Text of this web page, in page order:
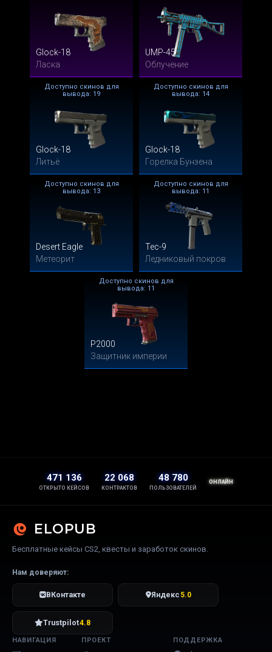
Glock-18
Ласка
UMP-45
Облучение
Glock-18
Литьё
Доступно скинов для
вывода: 19
Glock-18
Горелка Бунзена
Доступно скинов для
вывода: 14
Desert Eagle
Метеорит
Доступно скинов для
вывода: 13
Tec-9
Ледниковый покров
Доступно скинов для
вывода: 11
P2000
Защитник империи
Доступно скинов для
вывода: 11
471 136
ОТКРЫТО КЕЙСОВ
22 068
КОНТРАКТОВ
48 780
ПОЛЬЗОВАТЕЛЕЙ
ОНЛАЙН
ELOPUB
Бесплатные кейсы CS2, квесты и заработок скинов.
Нам доверяют:
ВКонтакте Яндекс 5.0
Trustpilot4.8
НАВИГАЦИЯ ПРОЕКТ ПОДДЕРЖКА